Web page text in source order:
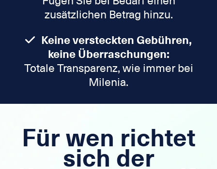
zusätzlichen Betrag hinzu.
Keine versteckten Gebühren,
keine Überraschungen:
Totale Transparenz, wie immer bei
Milenia.
Für wen richtet
sich der